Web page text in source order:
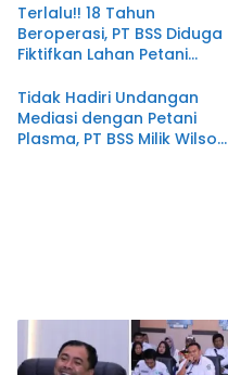
Terlalu!! 18 Tahun
Beroperasi, PT BSS Diduga
Fiktifkan Lahan Petani
Tidak Hadiri Undangan
Mediasi dengan Petani
Plasma, PT BSS Milik Wilson